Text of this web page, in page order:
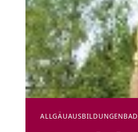
ALLGÄUAUSBILDUNGEN